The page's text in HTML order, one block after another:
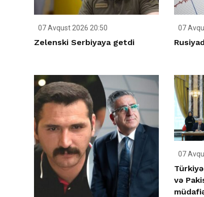
07 Avqust 2026 20:50
Zelenski Serbiyaya getdi
07
07
və